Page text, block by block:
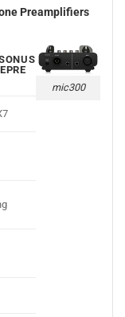
Preamplifiers
mic300